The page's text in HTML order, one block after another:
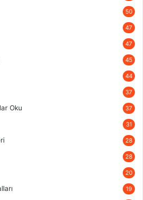
50
47
47
45
44
37
Oku 37
31
28
28
20
19